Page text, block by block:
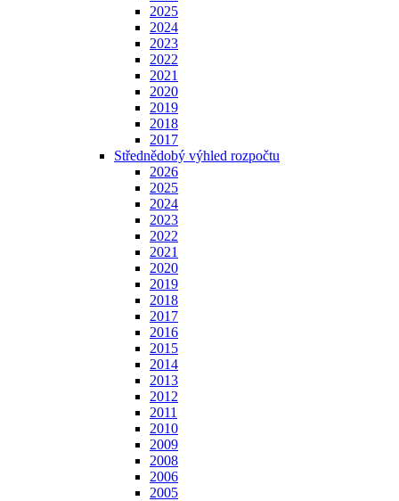
2025
2024
2023
2022
2021
2020
2019
2018
2017
Střednědobý výhled rozpočtu
2026
2025
2024
2023
2022
2021
2020
2019
2018
2017
2016
2015
2014
2013
2012
2011
2010
2009
2008
2006
2005